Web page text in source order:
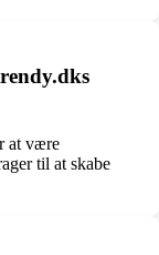
at være
til at skabe